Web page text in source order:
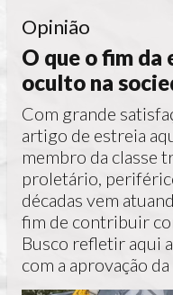
Opinião
O que o fim da
oculto na
Com grande
artigo de estreia
membro da classe
proletário,
décadas vem
fim de contribuir
Busco refletir aqui
com a aprovação